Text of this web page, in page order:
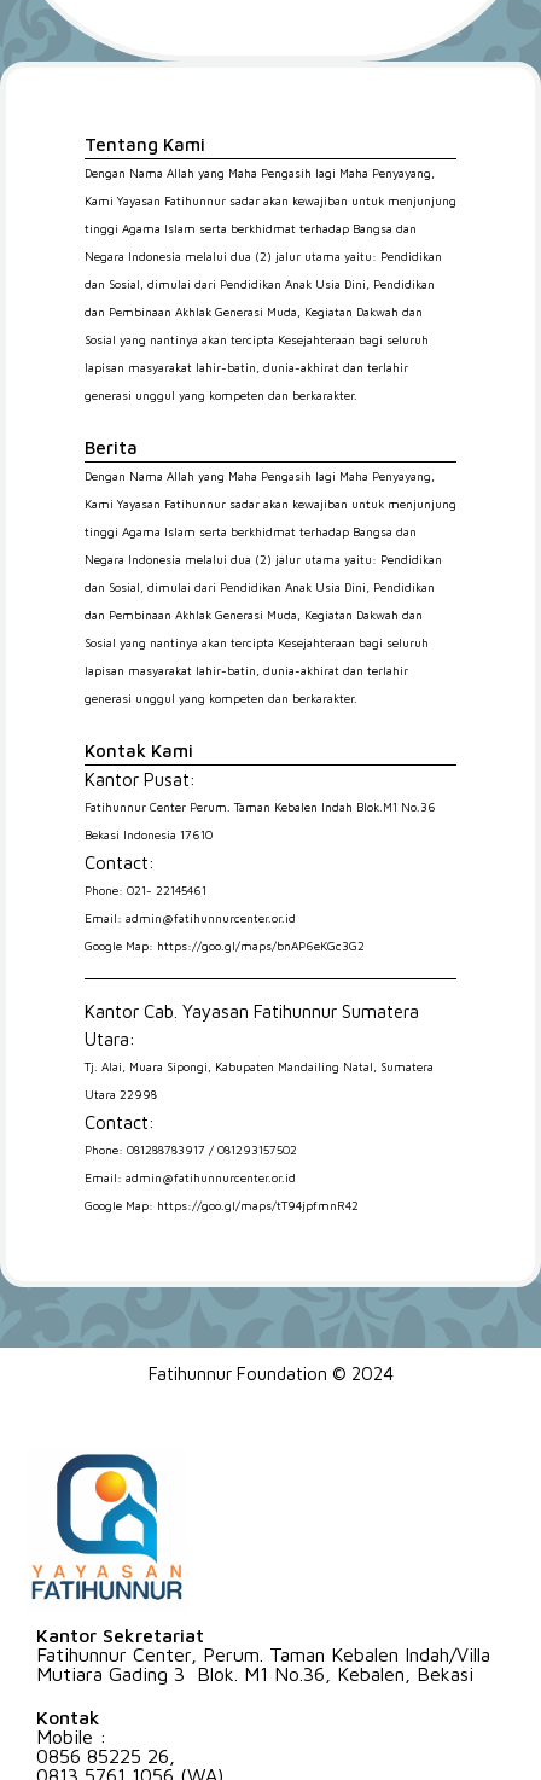
Tentang Kami
Dengan Nama Allah yang Maha Pengasih lagi Maha Penyayang,
Kami Yayasan Fatihunnur sadar akan kewajiban untuk menjunjung
tinggi Agama Islam serta berkhidmat terhadap Bangsa dan
Negara Indonesia melalui dua (2) jalur utama yaitu: Pendidikan
dan Sosial, dimulai dari Pendidikan Anak Usia Dini, Pendidikan
dan Pembinaan Akhlak Generasi Muda, Kegiatan Dakwah dan
Sosial yang nantinya akan tercipta Kesejahteraan bagi seluruh
lapisan masyarakat lahir-batin, dunia-akhirat dan terlahir
generasi unggul yang kompeten dan berkarakter.
Berita
Dengan Nama Allah yang Maha Pengasih lagi Maha Penyayang,
Kami Yayasan Fatihunnur sadar akan kewajiban untuk menjunjung
tinggi Agama Islam serta berkhidmat terhadap Bangsa dan
Negara Indonesia melalui dua (2) jalur utama yaitu: Pendidikan
dan Sosial, dimulai dari Pendidikan Anak Usia Dini, Pendidikan
dan Pembinaan Akhlak Generasi Muda, Kegiatan Dakwah dan
Sosial yang nantinya akan tercipta Kesejahteraan bagi seluruh
lapisan masyarakat lahir-batin, dunia-akhirat dan terlahir
generasi unggul yang kompeten dan berkarakter.
Kontak Kami
Kantor Pusat:
Fatihunnur Center Perum. Taman Kebalen Indah Blok.M1 No.36
Bekasi Indonesia 17610
Contact:
Phone: 021- 22145461
Email: admin@fatihunnurcenter.or.id
Google Map: https://goo.gl/maps/bnAP6eKGc3G2
Kantor Cab. Yayasan Fatihunnur Sumatera
Utara:
Tj. Alai, Muara Sipongi, Kabupaten Mandailing Natal, Sumatera
Utara 22998
Contact:
Phone: 081288783917 / 081293157502
Email: admin@fatihunnurcenter.or.id
Google Map: https://goo.gl/maps/tT94jpfmnR42
Fatihunnur Foundation © 2024
Kantor Sekretariat
Fatihunnur Center, Perum. Taman Kebalen Indah/Villa
Mutiara Gading 3 Blok. M1 No.36, Kebalen, Bekasi
Kontak
Mobile :
0856 85225 26,
0813 5761 1056 (WA)